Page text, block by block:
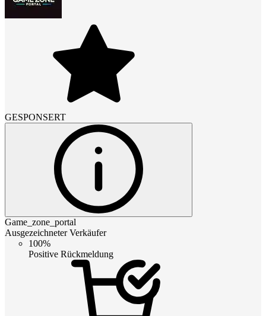
GESPONSERT
Game_zone_portal
Ausgezeichneter Verkäufer
100%
Positive Rückmeldung